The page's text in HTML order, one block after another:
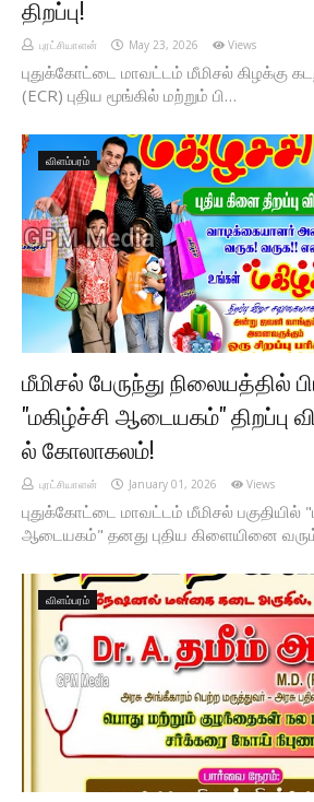
திறப்பு!
புரட்சியாளன் May 23, 2026 Views
புதுக்கோட்டை மாவட்டம் மீமிசல் கிழக்கு
(ECR) புதிய மூங்கில் மற்றும் பி…
விளம்பரம்
மீமிசல் பேருந்து நிலையத்தில்
"மகிழ்ச்சி ஆடையகம்" திறப்பு
ல் கோலாகலம்!
புரட்சியாளன் January 01, 2026 Views
புதுக்கோட்டை மாவட்டம் மீமிசல் பகுதியில்
ஆடையகம்" தனது புதிய கிளையினை
விளம்பரம்